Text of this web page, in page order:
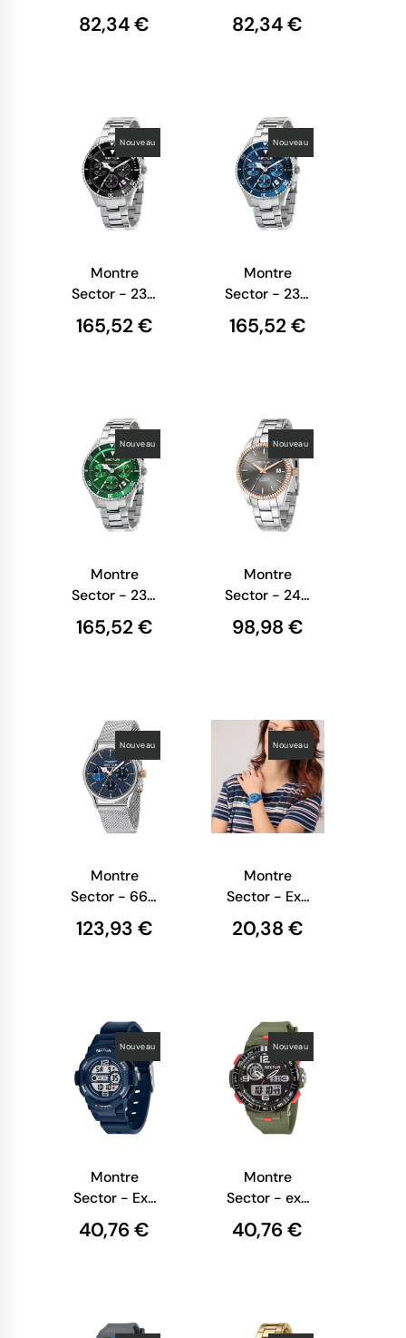
-
Multifonction
82,34 €
-
Multifonction
82,34 €
Nouveau
Montre
Sector - 230
-
Chronographe
165,52 €
Nouveau
Montre
Sector - 230
-
Chronographe
165,52 €
Nouveau
Montre
Sector - 230
-
Chronographe
165,52 €
Nouveau
Montre
Sector - 240
-
Multifonction
98,98 €
Nouveau
Montre
Sector - 660
-
Multifonction
123,93 €
Nouveau
Montre
Sector - Ex-
05 - Digitale
- Bleu -
20,38 €
Nouveau
Montre
Sector - Ex-
16 - Digitale
- Bleu -
40,76 €
Nouveau
Montre
Sector - ex-
28 - Digitale
- Vert -
40,76 €